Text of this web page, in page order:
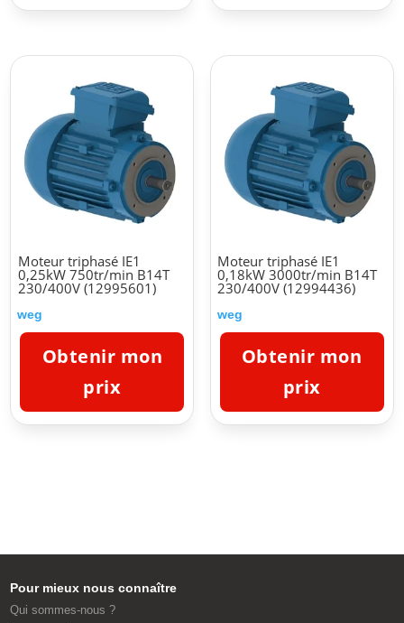
Moteur triphasé IE1
0,25kW 750tr/min B14T
230/400V (12995601)
weg
Obtenir mon
prix
Moteur triphasé IE1
0,18kW 3000tr/min B14T
230/400V (12994436)
weg
Obtenir mon
prix
Pour mieux nous connaître
Qui sommes-nous ?